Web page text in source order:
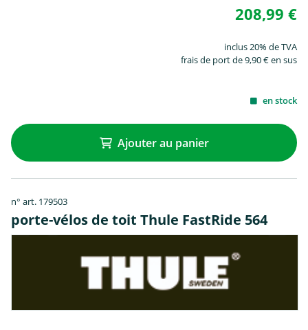
208,99 €
inclus 20% de TVA
frais de port de 9,90 € en sus
en stock
Ajouter au panier
n° art. 179503
porte-vélos de toit Thule FastRide 564